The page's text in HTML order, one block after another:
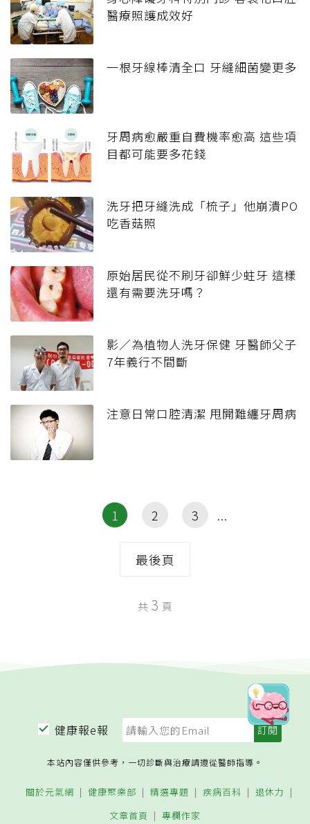
醫療照護成效好
一根牙線棒清全口 牙縫細菌變更多
牙周病愈嚴重自費機率愈高 這些項
目都可能要多花錢
洗牙把牙縫洗成「梳子」他崩潰PO
吃香菇照
原始居民從不刷牙卻鮮少蛀牙 這樣
還有需要洗牙嗎？
影／為植物人洗牙保健 牙醫師父子
7年義行不間斷
注意日常口腔清潔 甩開難纏牙周病
1 2 3
最後頁
共 3 頁
健康報e報
本站內容僅供參考，一切診斷與治療請遵從醫師指導。
關於元氣網 健康聚樂部 精選專題 疾病百科
退休力
文章首頁
專欄作家